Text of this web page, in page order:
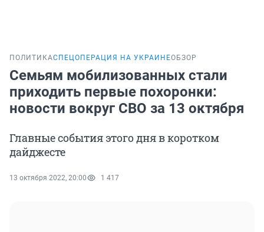
ПОЛИТИКАСПЕЦОПЕРАЦИЯ НА УКРАИНЕОБЗОР
Семьям мобилизованных стали
приходить первые похоронки:
новости вокруг СВО за 13 октября
Главные события этого дня в коротком
дайджесте
13 октября 2022, 20:00 1 417